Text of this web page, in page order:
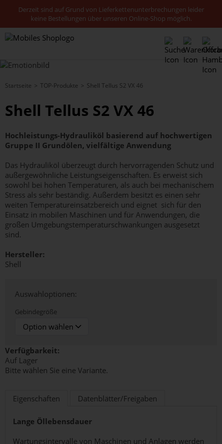
Derzeit sind auf Grund von Lieferkettenunterbrechungen leider
keine Bestellungen über unseren Online-Shop möglich.
Startseite TOP-Produkte Shell Tellus S2 VX 46
Shell Tellus S2 VX 46
Hochleistungs-Hydrauliköl basierend auf hochwertigen
Gruppe II Grundölen, vielfältige Anwendung
Das Hydrauliköl überzeugt durch hervorragenden Schutz und
außergewöhnliche Leistungseigenschaften. Es erweist sich
sowohl bei hohen Temperaturen, als auch bei mechanischem
Stress als sehr beständig. Außerdem besitzt es einen sehr
weiten Temperatureinsatzbereich und eignet sich für den
Einsatz in mobilen Maschinen und für Anwendungen, die
großen Umgebungstemperaturschwankungen ausgesetzt
sind.
Hersteller:
Shell
Auswahloptionen:
Gebindegröße
Verfügbarkeit:
Auf Lager
Bitte wählen Sie eine Variante.
Eigenschaften Datenblätter/Freigaben
Lange Öllebensdauer
Wartungsintervalle von Maschinen und Anlagen werden